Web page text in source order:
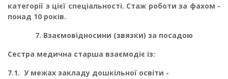
категорії з цієї спеціальності. Стаж роботи за фахом -
понад 10 років.
7. Взаємовідносини (звязки) за посадою
Сестра медична старша взаємодіє із:
7.1. У межах закладу дошкільної освіти -